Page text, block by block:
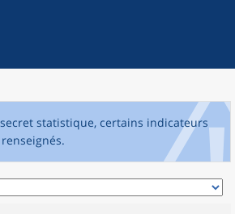
statistique, certains indicateurs